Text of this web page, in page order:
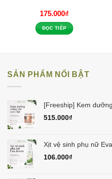
175.000₫
ĐỌC TIẾP
SẢN PHẨM NỔI BẬT
[Freeship] Kem
515.000₫
Xịt vệ sinh phụ nữ
106.000₫